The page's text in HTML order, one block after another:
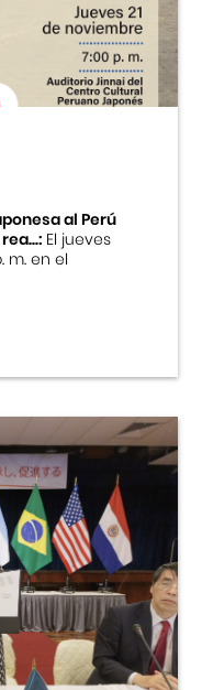
al Perú
El jueves
m. en el